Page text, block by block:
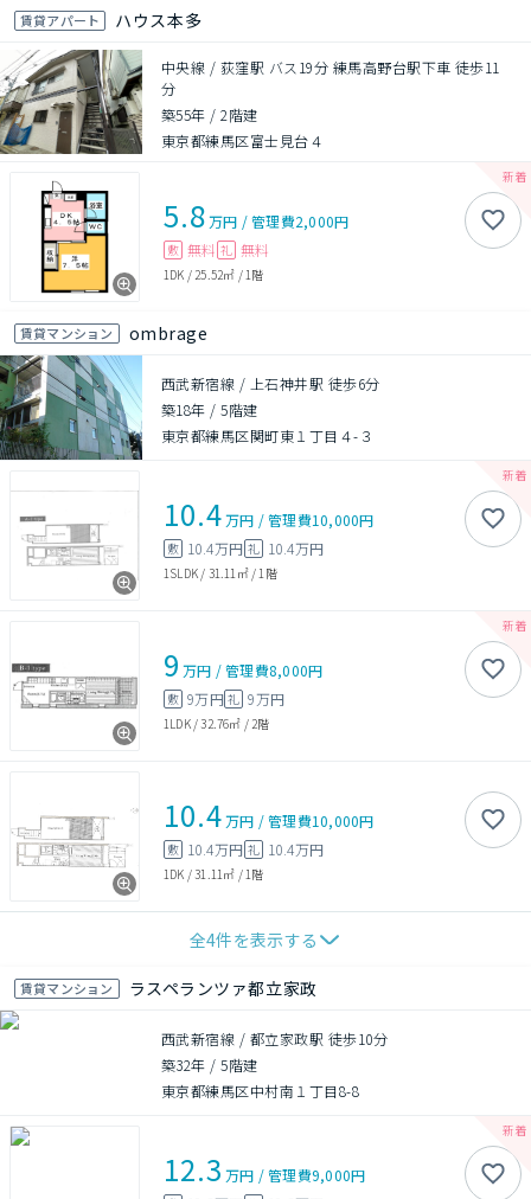
賃貸アパート ハウス本多
中央線 / 荻窪駅 バス19分 練馬高野台駅下車 徒歩11
分
築55年 /2階建
東京都練馬区富士見台４
5.8万円 /管理費2,000円
敷 無料 礼 無料
1DK / 25.52㎡ / 1階
賃貸マンション ombrage
西武新宿線 / 上石神井駅 徒歩6分
築18年 /5階建
東京都練馬区関町東１丁目４-３
10.4万円 /管理費10,000円
敷 10.4万円 礼 10.4万円
1SLDK / 31.11㎡/ 1階
9 万円 /管理費8,000円
敷 9万円礼 9万円
1LDK/32.76㎡ / 2階
10.4万円 /管理費10,000円
敷 10.4万円 礼 10.4万円
1DK /31.11㎡ / 1階
全4件を表示する
賃貸マンション ラスペランツァ都立家政
西武新宿線 / 都立家政駅 徒歩10分
築32年 /5階建
東京都練馬区中村南１丁目8-8
12.3 万円 /管理費9,000円